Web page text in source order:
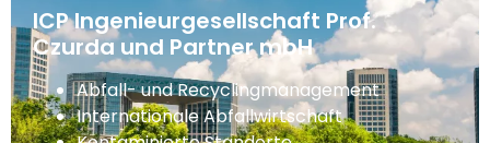
ICP Ingenieurgesellschaft Prof.
Czurda und Partner mbH
Abfall- und Recyclingmanagement
Internationale Abfallwirtschaft